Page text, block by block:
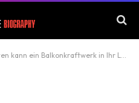
ein Balkonkraftwerk in Ihr Leben bringen?